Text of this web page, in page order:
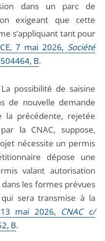
dans un parc de
exigeant que cette
s’appliquant tant pour
CE, 7 mai 2026, Société
B.
La possibilité de saisine
de nouvelle demande
précédente, rejetée
la CNAC, suppose,
nécessite un permis
dépose une
valant autorisation
les formes prévues
sera transmise à la
mai 2026, CNAC c/
B.